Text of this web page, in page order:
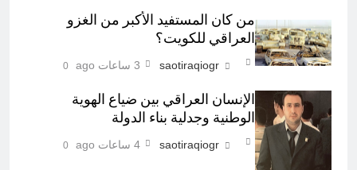
من كان المستفيد الأكبر من الغزو
العراقي للكويت؟
saotiraqiogr 3 ساعات ago 0
Screenshot
الإنسان العراقي بين ضياع الهوية
الوطنية وجدلية بناء الدولة
saotiraqiogr 4 ساعات ago 0